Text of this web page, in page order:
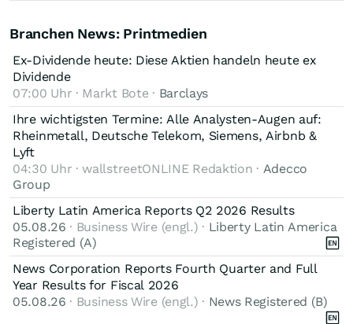
Branchen News: Printmedien
Ex-Dividende heute: Diese Aktien handeln heute ex
Dividende
07:00 Uhr · Markt Bote · Barclays
Ihre wichtigsten Termine: Alle Analysten-Augen auf:
Rheinmetall, Deutsche Telekom, Siemens, Airbnb &
Lyft
04:30 Uhr · wallstreetONLINE Redaktion · Adecco
Group
Liberty Latin America Reports Q2 2026 Results
05.08.26 · Business Wire (engl.) · Liberty Latin America
Registered (A)
News Corporation Reports Fourth Quarter and Full
Year Results for Fiscal 2026
05.08.26 · Business Wire (engl.) · News Registered (B)